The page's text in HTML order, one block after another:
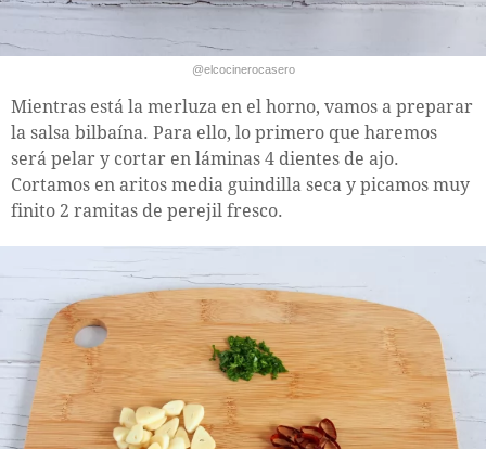
@elcocinerocasero
Mientras está la merluza en el horno, vamos a preparar
la salsa bilbaína. Para ello, lo primero que haremos
será pelar y cortar en láminas 4 dientes de ajo.
Cortamos en aritos media guindilla seca y picamos muy
finito 2 ramitas de perejil fresco.